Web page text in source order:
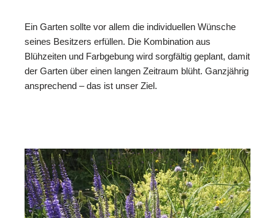
Ein Garten sollte vor allem die individuellen Wünsche
seines Besitzers erfüllen. Die Kombination aus
Blühzeiten und Farbgebung wird sorgfältig geplant, damit
der Garten über einen langen Zeitraum blüht. Ganzjährig
ansprechend – das ist unser Ziel.